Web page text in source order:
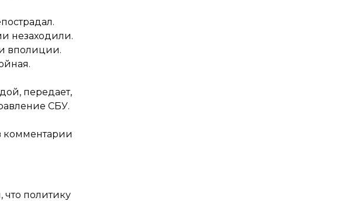
незаходили.
вполиции.
передает,
СБУ.
комментарии
политику